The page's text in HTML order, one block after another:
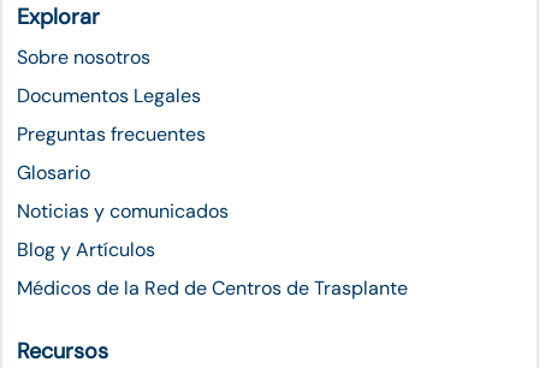
Explorar
Sobre nosotros
Documentos Legales
Preguntas frecuentes
Glosario
Noticias y comunicados
Blog y Artículos
Médicos de la Red de Centros de Trasplante
Recursos